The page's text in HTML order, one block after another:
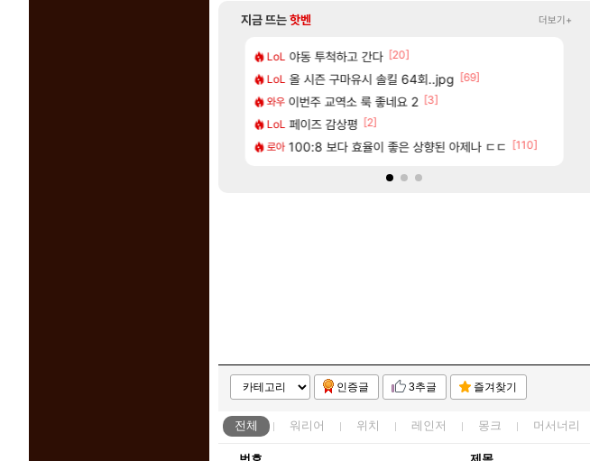
지금 뜨는핫벤 더보기+
LoL 야동 투척하고 간다 [20]
LoL 올 시즌 구마유시 솔킬 64회..jpg [69]
와우 이번주 교역소 룩 좋네요 2 [3]
LoL 페이즈 감상평 [2]
로아 100:8 보다 효율이 좋은 상향된 아제나 ㄷㄷ [110]
리싱크드 리싱크드 1.06 패치노트 (8/5)
애니클립 혹시 이 만화 아시는 분 계신가요
여행 국내에도 이쁜곳이 많은것 같습니다
해외겜 AI발 원가 압박, 메인보드값 오르나
해외겜 중국 CXMT, D램 매출 점유율 7%…글로벌 4위로 부상
인증글 3추글 즐겨찾기
전체 워리어 위치 레인저 몽크 머서너리